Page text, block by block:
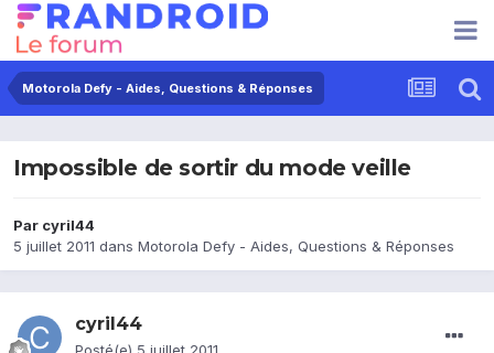
Motorola Defy - Aides, Questions & Réponses
Impossible de sortir du mode veille
Par cyril44
5 juillet 2011 dans Motorola Defy - Aides, Questions & Réponses
cyril44